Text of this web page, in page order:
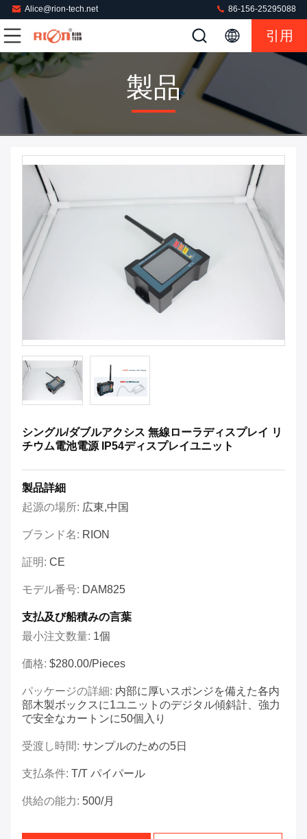
Alice@rion-tech.net 86-156-25295088
引用
製品
シングル/ダブルアクシス 無線ローラディスプレイ リ
チウム電池電源 IP54ディスプレイユニット
製品詳細
起源の場所: 広東,中国
ブランド名: RION
証明: CE
モデル番号: DAM825
支払及び船積みの言葉
最小注文数量: 1個
価格: $280.00/Pieces
パッケージの詳細: 内部に厚いスポンジを備えた各内
部木製ボックスに1ユニットのデジタル傾斜計、強力
で安全なカートンに50個入り
受渡し時間: サンプルのための5日
支払条件: T/T パイパール
供給の能力: 500/月